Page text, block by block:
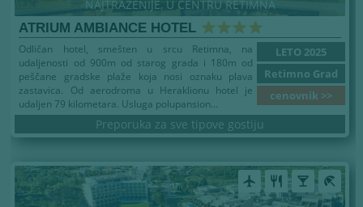
NAJTRAŽENIJE, U CENTRU RETIMNA
ATRIUM AMBIANCE HOTEL
LETO 2025
Retimno Grad
cenovnik >>
Odličan hotel, smešten u srcu Retimna, na
udaljenosti od 900m od starog grada i 180m od
peščane gradske plaže koja nosi oznaku plava
zastavica. Od aerodroma u Heraklionu hotel je
udaljen 79 kilometara. Usluga polupansion...
Preporuka za sve tipove gostiju
airplanemode_active restaurant local_bar beach_access